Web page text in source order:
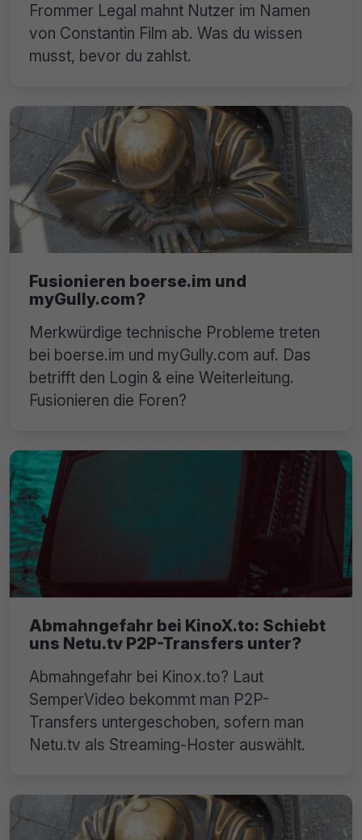
Frommer Legal mahnt Nutzer im Namen
von Constantin Film ab. Was du wissen
musst, bevor du zahlst.
Fusionieren boerse.im und
myGully.com?
Merkwürdige technische Probleme treten
bei boerse.im und myGully.com auf. Das
betrifft den Login & eine Weiterleitung.
Fusionieren die Foren?
Abmahngefahr bei KinoX.to: Schiebt
uns Netu.tv P2P-Transfers unter?
Abmahngefahr bei Kinox.to? Laut
SemperVideo bekommt man P2P-
Transfers untergeschoben, sofern man
Netu.tv als Streaming-Hoster auswählt.